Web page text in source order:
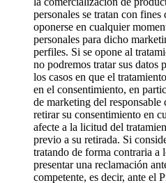
personales se tratan con
oponerse en cualquier
personales para dicho
perfiles. Si se opone al
no podremos tratar sus datos
los casos en que el
en el consentimiento, en
de marketing del responsable
retirar su consentimiento en
afecte a la licitud del
previo a su retirada. Si
tratando de forma contraria a
presentar una reclamación
competente, es decir, ante el